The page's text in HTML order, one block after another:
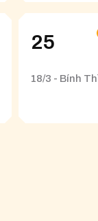
25
18/3 - Bính